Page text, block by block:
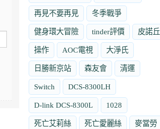
再見不要再見 冬季戰爭
健身環大冒險 tinder評價 皮諾丘
操作 AOC電視 大淨氏
日勝新京站 森友會 清運
Switch DCS-8300LH
D-link DCS-8300L 1028
死亡艾莉絲 死亡愛麗絲 麥當勞